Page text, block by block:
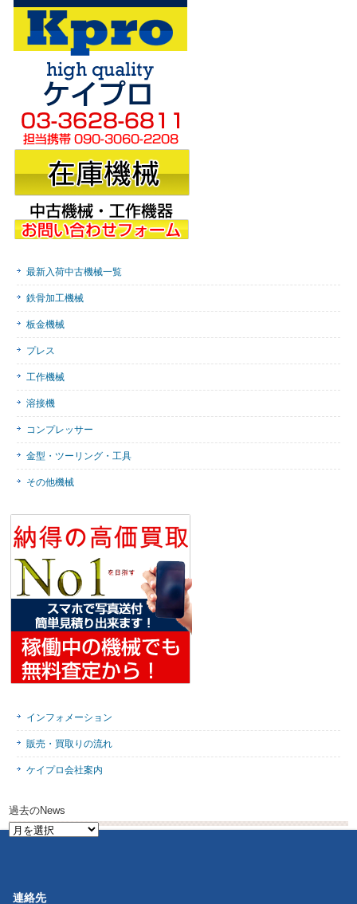
最新入荷中古機械一覧
鉄骨加工機械
板金機械
プレス
工作機械
溶接機
コンプレッサー
金型・ツーリング・工具
その他機械
インフォメーション
販売・買取りの流れ
ケイプロ会社案内
過去のNews
過
連絡先